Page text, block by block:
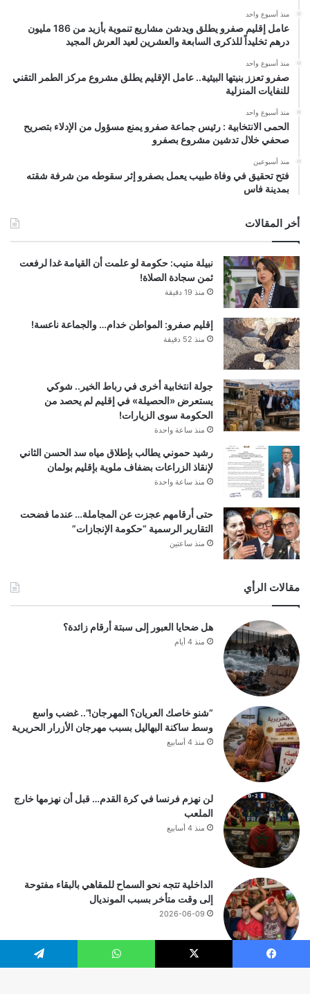
منذ أسبوع واحد
عامل إقليم صفرو يطلق ويدشن مشاريع تنموية بأزيد من 186 مليون
درهم تخليداً للذكرى السابعة والعشرين لعيد العرش المجيد
منذ أسبوع واحد
صفرو تعزز بنيتها البيئية.. عامل الإقليم يطلق مشروع مركز الطمر التقني
للنفايات المنزلية
منذ أسبوع واحد
الحمى الانتخابية : رئيس جماعة صفرو يمنع مسؤول من الإدلاء بتصريح
صحفي خلال تدشين مشروع بصفرو
منذ أسبوعين
فتح تحقيق في وفاة طبيب يعمل بصفرو إثر سقوطه من شرفة شقته
بمدينة فاس
أخر المقالات
نبيلة منيب: حكومة لو علمت أن القيامة غدا لرفعت
ثمن سجادة الصلاة!
منذ 19 دقيقة
إقليم صفرو: المواطن خدام… والجماعة ناعسة!
منذ 52 دقيقة
جولة انتخابية أخرى في رباط الخير.. شوكي
يستعرض «الحصيلة» في إقليم لم يحصد من
الحكومة سوى الزيارات!
منذ ساعة واحدة
رشيد حموني يطالب بإطلاق مياه سد الحسن الثاني
لإنقاذ الزراعات بضفاف ملوية بإقليم بولمان
منذ ساعة واحدة
حتى أرقامهم عجزت عن المجاملة… عندما فضحت
التقارير الرسمية “حكومة الإنجازات”
منذ ساعتين
مقالات الرأي
هل ضحايا العبور إلى سبتة أرقام زائدة؟
منذ 4 أيام
“شنو خاصك العريان؟ المهرجان!”.. غضب واسع
وسط ساكنة البهاليل بسبب مهرجان الأزرار الحريرية
منذ 4 أسابيع
لن نهزم فرنسا في كرة القدم… قبل أن نهزمها خارج
الملعب
منذ 4 أسابيع
الداخلية تتجه نحو السماح للمقاهي بالبقاء مفتوحة
إلى وقت متأخر بسبب المونديال
2026-06-09
فيسبوك ‫X واتساب تيلقرام